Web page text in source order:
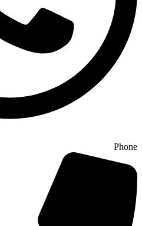
Phone